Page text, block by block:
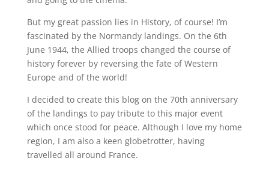
But my great passion lies in History, of course! I’m
fascinated by the Normandy landings. On the 6th
June 1944, the Allied troops changed the course of
history forever by reversing the fate of Western
Europe and of the world!
I decided to create this blog on the 70th anniversary
of the landings to pay tribute to this major event
which once stood for peace. Although I love my home
region, I am also a keen globetrotter, having
travelled all around France.